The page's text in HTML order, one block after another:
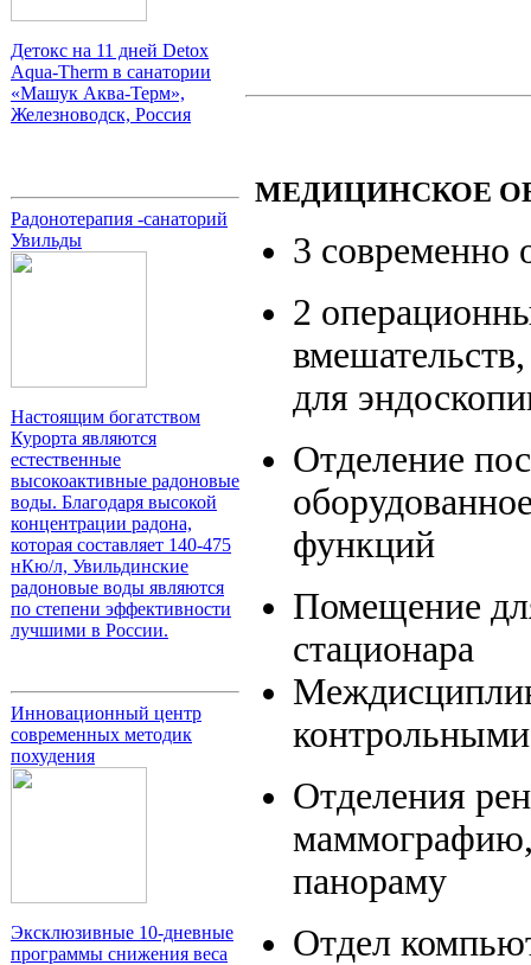
Детокс на 11 дней Detox
Aqua-Therm в санатории
«Машук Аква-Терм»,
Железноводск, Россия
Радонотерапия -санаторий
Увильды
Настоящим богатством
Курорта являются
естественные
высокоактивные радоновые
воды. Благодаря высокой
концентрации радона,
которая составляет 140-475
нКю/л, Увильдинские
радоновые воды являются
по степени эффективности
лучшими в России.
Инновационный центр
современных методик
похудения
Эксклюзивные 10-дневные
программы снижения веса
МЕДИЦИНСКОЕ
3 современно
2
для
Отделение
функций
Помещение
стационара
Отделения
панораму
Отдел